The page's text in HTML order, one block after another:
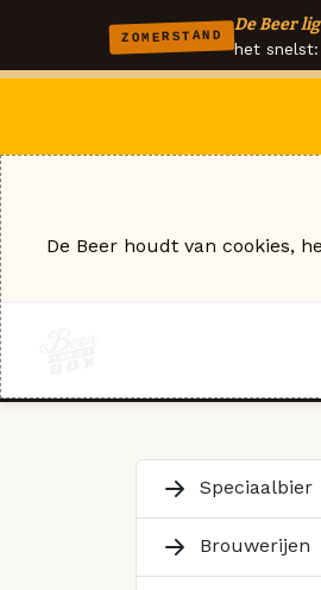
ZOMERSTAND
De Beer
het snelst:
Speciaalbier
Brouwerijen
De Beer houdt van cookies,